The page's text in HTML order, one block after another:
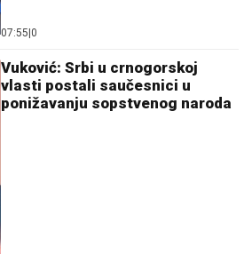
07:55 0
Vuković: Srbi u crnogorskoj
vlasti postali saučesnici u
ponižavanju sopstvenog naroda